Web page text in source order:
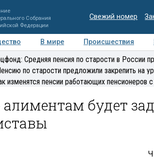
Собрания
Федерации
Свежий номер
В мире Происшествия
Регионы Медиацентр
Средняя пенсия по старости в России
по старости предложили закрепить на
изменятся пенсии работающих пенсионеров с
будет